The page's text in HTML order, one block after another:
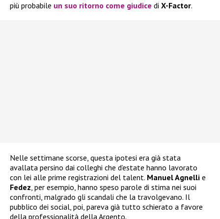
più probabile un suo ritorno come giudice di X-Factor.
Nelle settimane scorse, questa ipotesi era già stata
avallata persino dai colleghi che d’estate hanno lavorato
con lei alle prime registrazioni del talent. Manuel Agnelli e
Fedez, per esempio, hanno speso parole di stima nei suoi
confronti, malgrado gli scandali che la travolgevano. Il
pubblico dei social, poi, pareva già tutto schierato a favore
della professionalità della Argento.